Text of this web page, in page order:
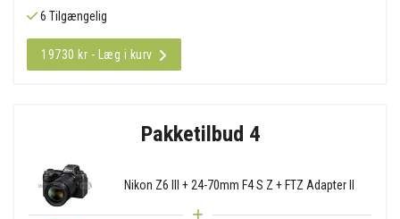
6 Tilgængelig
19730 kr - Læg i kurv
Pakketilbud 4
Nikon Z6 III + 24-70mm F4 S Z + FTZ Adapter II